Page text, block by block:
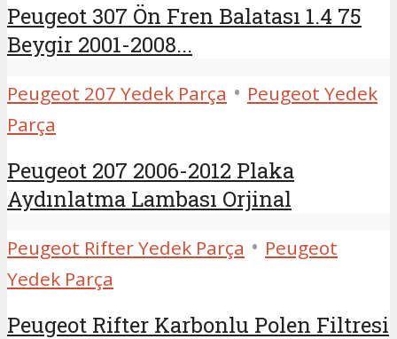
Peugeot 307 Ön Fren Balatası 1.4 75
Beygir 2001-2008...
Peugeot 207 Yedek Parça • Peugeot Yedek
Parça
Peugeot 207 2006-2012 Plaka
Aydınlatma Lambası Orjinal
Peugeot Rifter Yedek Parça • Peugeot
Yedek Parça
Peugeot Rifter Karbonlu Polen Filtresi